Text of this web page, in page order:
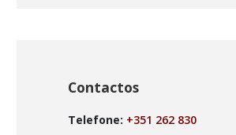
Contactos
Telefone: +351 262 830